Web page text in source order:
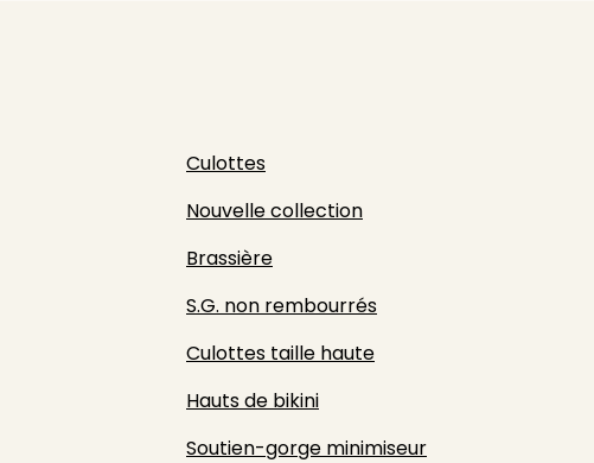
Culottes
Nouvelle collection
Brassière
S.G. non rembourrés
Culottes taille haute
Hauts de bikini
Soutien-gorge minimiseur